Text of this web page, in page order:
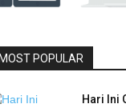
POPULAR
Hari Ini